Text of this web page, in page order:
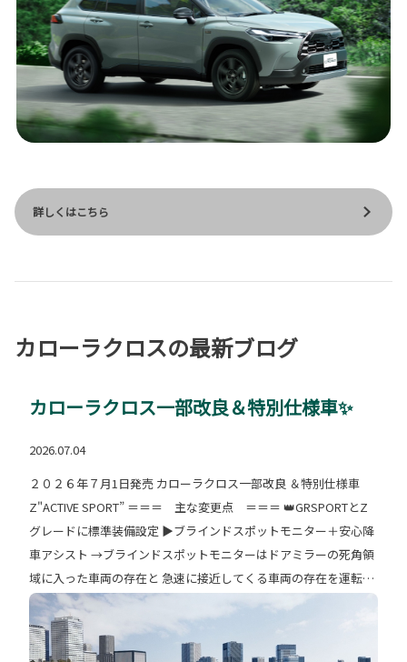
詳しくはこちら
カローラクロスの最新ブログ
カローラクロス一部改良＆特別仕様車✨
2026.07.04
２０２６年７月1日発売 カローラクロス一部改良 ＆特別仕様車
Z"ACTIVE SPORT” ＝＝＝ 主な変更点 ＝＝＝ 👑GRSPORTとZ
グレードに標準装備設定 ▶ブラインドスポットモニター＋安心降
車アシスト →ブラインドスポットモニターはドアミラーの死角領
域に入った車両の存在と 急速に接近してくる車両の存在を運転者
に提供する補助的システム →安心降車アシストは停車、降車時に
は同じセンサーで 後方から接近する車や自転車を検知してドア開
け時の事故を防ぐ安全支援 ▶パノラミックビューモニター（床下